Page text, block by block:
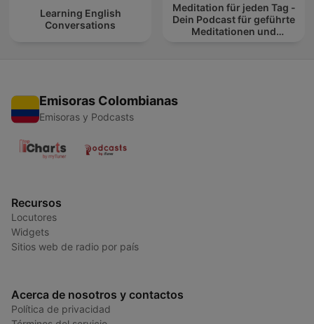
Learning English
Conversations
Meditation für jeden Tag -
Dein Podcast für geführte
Meditationen und
Emisoras Colombianas
Emisoras y Podcasts
Recursos
Locutores
Widgets
Sitios web de radio por país
Acerca de nosotros y contactos
Política de privacidad